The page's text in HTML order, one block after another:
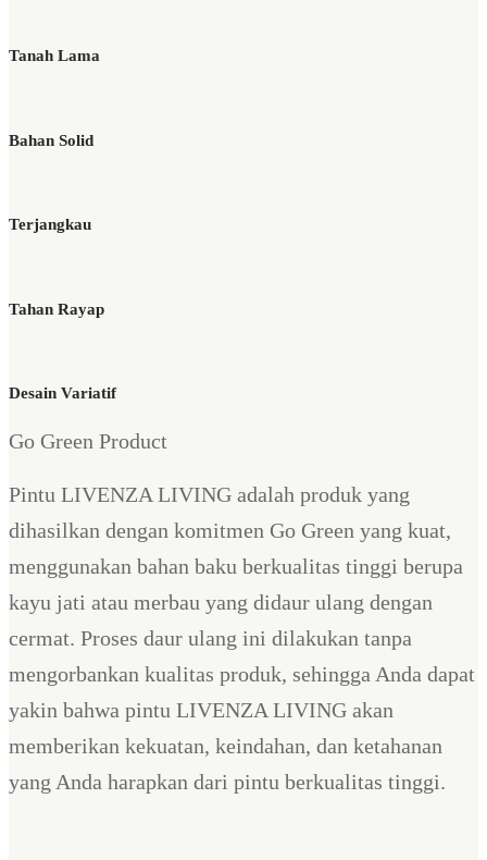
Tanah Lama
Bahan Solid
Terjangkau
Tahan Rayap
Desain Variatif
Go Green Product
Pintu LIVENZA LIVING adalah produk yang
dihasilkan dengan komitmen Go Green yang kuat,
menggunakan bahan baku berkualitas tinggi berupa
kayu jati atau merbau yang didaur ulang dengan
cermat. Proses daur ulang ini dilakukan tanpa
mengorbankan kualitas produk, sehingga Anda dapat
yakin bahwa pintu LIVENZA LIVING akan
memberikan kekuatan, keindahan, dan ketahanan
yang Anda harapkan dari pintu berkualitas tinggi.